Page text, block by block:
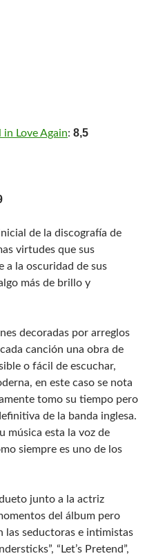
in Love Again: 8,5
de la discografía de
virtudes que sus
a la oscuridad de sus
más de brillo y
decoradas por arreglos
canción una obra de
o fácil de escuchar,
en este caso se nota
tomo su tiempo pero
de la banda inglesa.
música esta la voz de
siempre es uno de los
junto a la actriz
del álbum pero
las seductoras e intimistas
“Let’s Pretend”,